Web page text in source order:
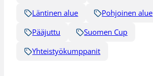
Läntinen alue
Pohjoinen alue
Pääjuttu
Suomen Cup
Yhteistyökumppanit